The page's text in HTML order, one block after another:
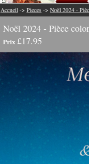
Accueil -> Pieces -> Noël 2024 -
Noël 2024 - Pièce
Prix £17.95